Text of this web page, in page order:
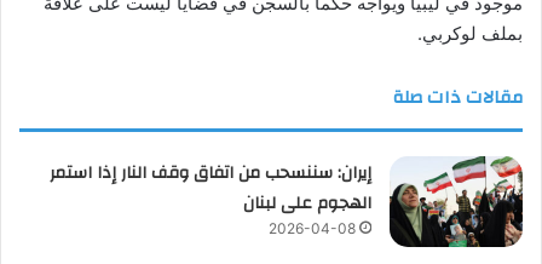
بملف لوكربي.
مقالات ذات صلة
إيران: سننسحب من اتفاق وقف النار إذا استمر
الهجوم على لبنان
2026-04-08